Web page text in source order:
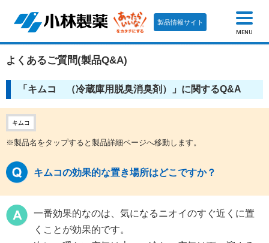
製品情報サイト
MENU
よくあるご質問(製品Q&A)
「キムコ （冷蔵庫用脱臭消臭剤）」に関するQ&A
キムコ
※製品名をタップすると製品詳細ページへ移動します。
キムコの効果的な置き場所はどこですか？
一番効果的なのは、気になるニオイのすぐ近くに置
くことが効果的です。